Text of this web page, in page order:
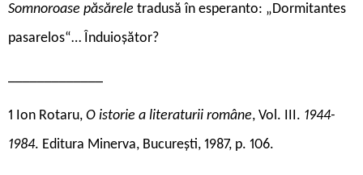
Somnoroase păsărele tradusă în esperanto: „Dormitantes
pasarelos“… Înduioșător?
1 Ion Rotaru, O istorie a literaturii române, Vol. III. 1944-
1984. Editura Minerva, București, 1987, p. 106.